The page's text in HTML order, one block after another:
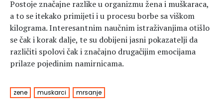
Savjeti
Ostalo
Dijete
Nutricionizam
Recepti
Suplementi
Tablica kalorija
ZDRAVLJE
Um i tijelo
Povrede i bolesti
Lifestyle
LIFESTYLE
Bodybuilding
Ishrana
VODA
MAGAZIN
Postoje značajne razlike u organizmu žena i muškaraca,
a to se itekako primijeti i u procesu borbe sa viškom
kilograma. Interesantnim naučnim istraživanjima otišlo
se čak i korak dalje, te su dobijeni jasni pokazatelji da
različiti spolovi čak i značajno drugačijim emocijama
prilaze pojedinim namirnicama.
zene muskarci mrsanje